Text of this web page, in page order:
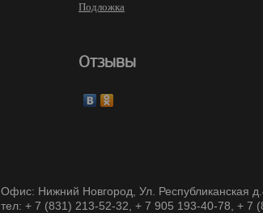
Подложка
Отзывы
Офис: Нижний Новгород, Ул. Республиканская
тел: + 7 (831) 213-52-32, + 7 905 193-40-78, + 7